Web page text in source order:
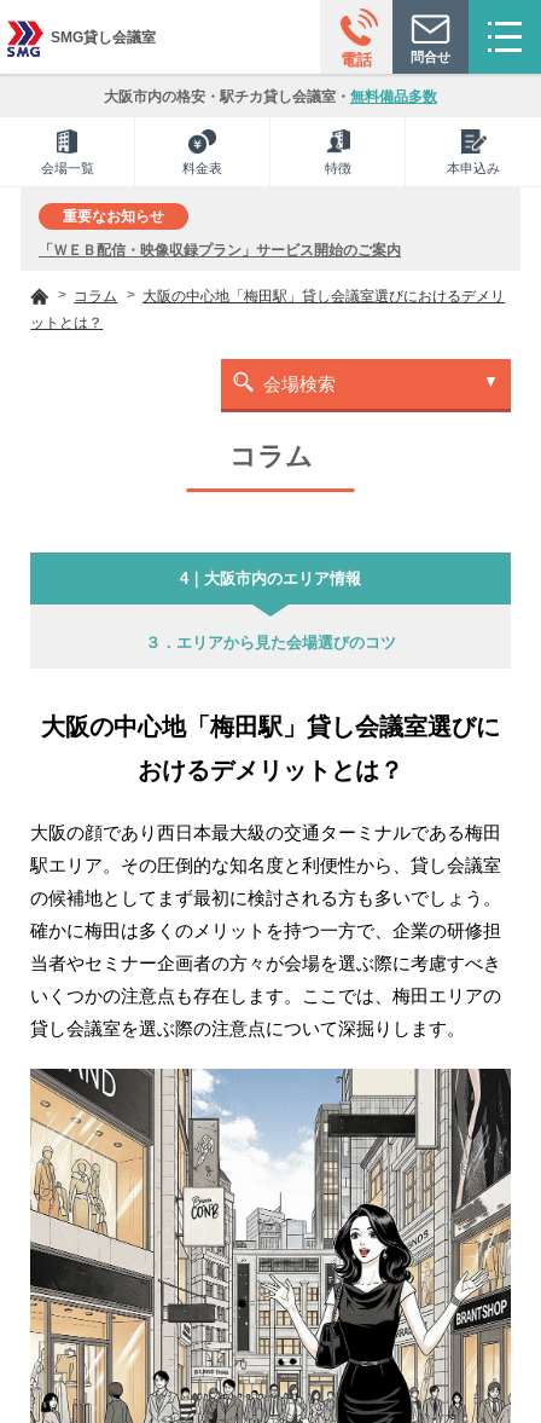
電話 問合せ
SMG貸し会議室
大阪市内の格安・駅チカ貸し会議室・ 無料備品多数
会場一覧 料金表 特徴 本申込み
重要なお知らせ
「ＷＥＢ配信・映像収録プラン」サービス開始のご案内
コラム
大阪の中心地「梅田駅」貸し会議室選びにおけるデメリ
ットとは？
会場検索
コラム
4｜大阪市内のエリア情報
３．エリアから見た会場選びのコツ
大阪の中心地「梅田駅」貸し会議室選びに
おけるデメリットとは？
大阪の顔であり西日本最大級の交通ターミナルである梅田
駅エリア。その圧倒的な知名度と利便性から、貸し会議室
の候補地としてまず最初に検討される方も多いでしょう。
確かに梅田は多くのメリットを持つ一方で、企業の研修担
当者やセミナー企画者の方々が会場を選ぶ際に考慮すべき
いくつかの注意点も存在します。ここでは、梅田エリアの
貸し会議室を選ぶ際の注意点について深掘りします。